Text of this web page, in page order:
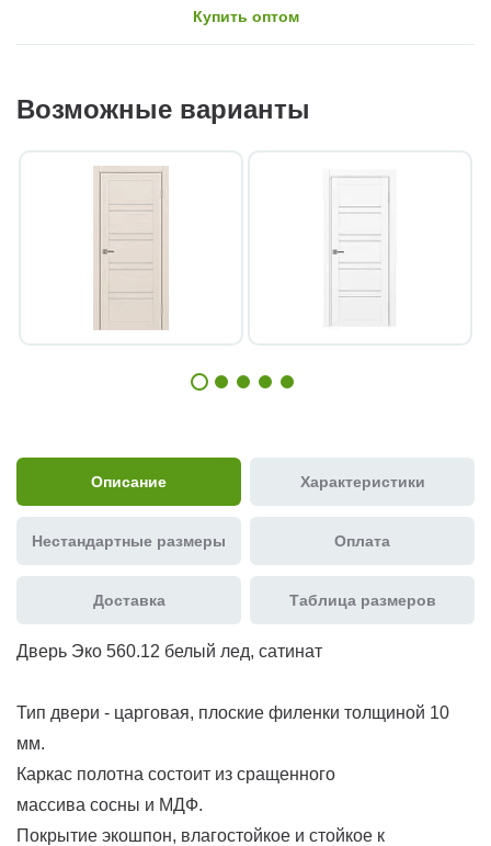
Купить оптом
Возможные варианты
Описание Характеристики
Нестандартные размеры Оплата
Доставка Таблица размеров
Дверь Эко 560.12 белый лед, сатинат
Тип двери - царговая, плоские филенки толщиной 10
мм.
Каркас полотна состоит из сращенного
массива сосны и МДФ.
Покрытие экошпон, влагостойкое и стойкое к